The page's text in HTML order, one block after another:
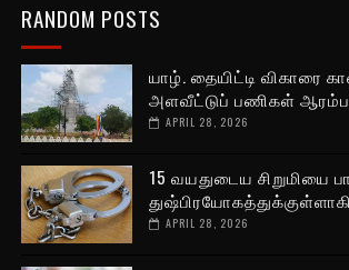
RANDOM POSTS
யாழ். தையிட்டி விகாரை
அளவீட்டுப் பணிகள்
APRIL 28, 2026
15 வயதுடைய சிறுமியை
APRIL 28, 2026